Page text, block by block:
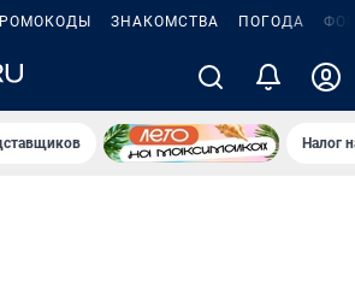
ЗНАКОМСТВА ПОГОДА
Налог